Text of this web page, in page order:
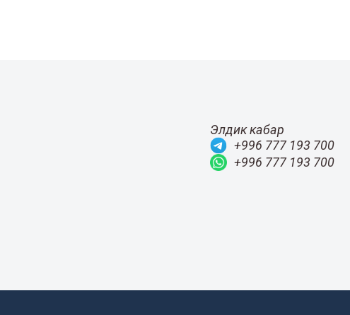
Элдик кабар
+996 777 193 700
+996 777 193 700